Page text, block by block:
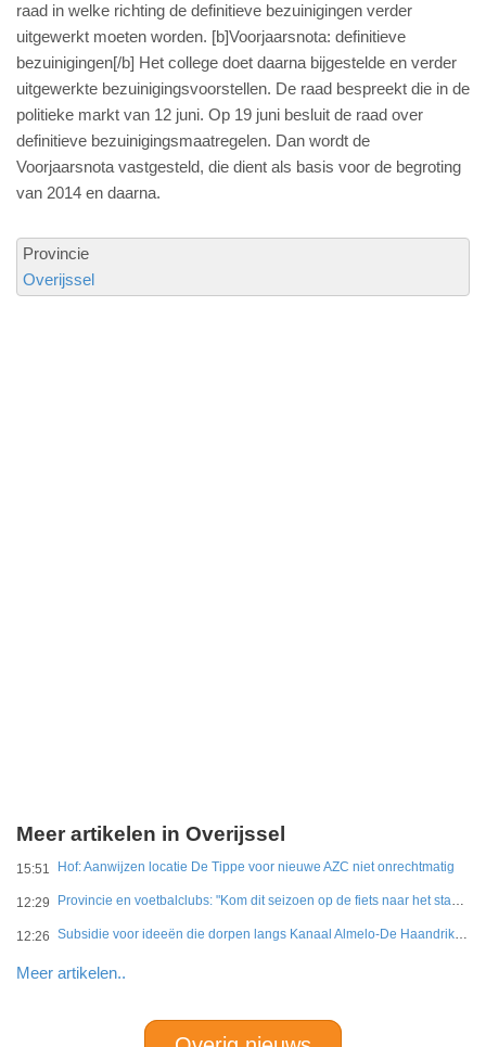
raad in welke richting de definitieve bezuinigingen verder
uitgewerkt moeten worden. [b]Voorjaarsnota: definitieve
bezuinigingen[/b] Het college doet daarna bijgestelde en verder
uitgewerkte bezuinigingsvoorstellen. De raad bespreekt die in de
politieke markt van 12 juni. Op 19 juni besluit de raad over
definitieve bezuinigingsmaatregelen. Dan wordt de
Voorjaarsnota vastgesteld, die dient als basis voor de begroting
van 2014 en daarna.
Provincie
Overijssel
Meer artikelen in Overijssel
15:51 Hof: Aanwijzen locatie De Tippe voor nieuwe AZC niet onrechtmatig
12:29 Provincie en voetbalclubs: "Kom dit seizoen op de fiets naar het stadion"
12:26 Subsidie voor ideeën die dorpen langs Kanaal Almelo-De Haandrik sterker maken
Meer artikelen..